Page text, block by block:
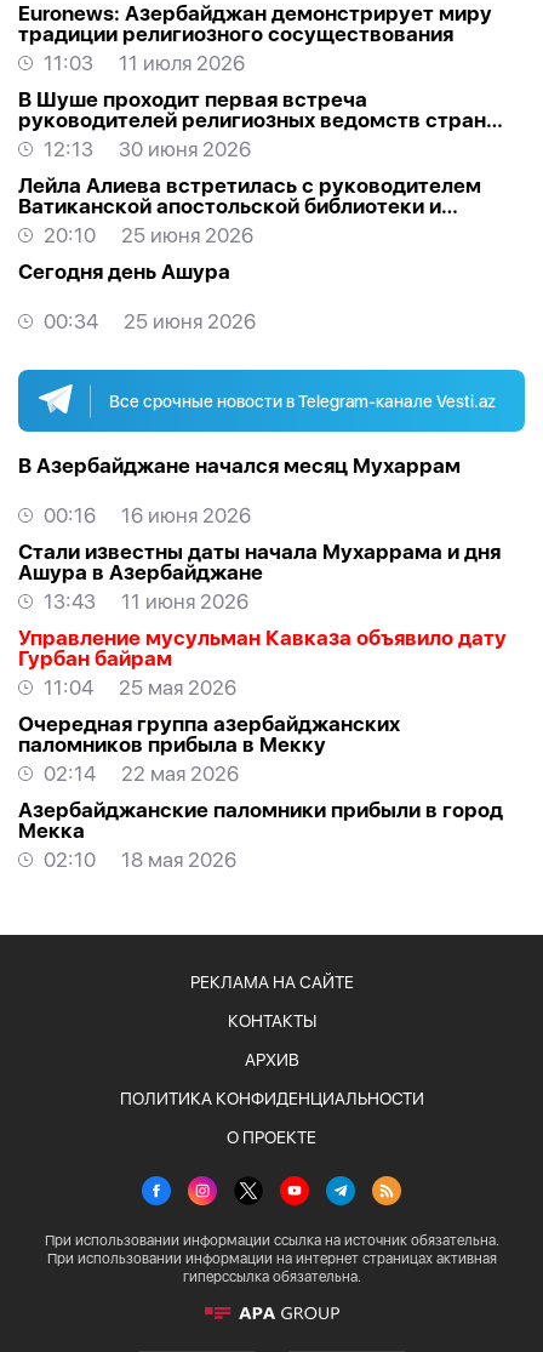
Euronews: Азербайджан демонстрирует миру
традиции религиозного сосуществования
11:03
11 июля 2026
В Шуше проходит первая встреча
руководителей религиозных ведомств стран
ОТГ12:13
30 июня 2026
Лейла Алиева встретилась с руководителем
Ватиканской апостольской библиотеки и
Апостольского архива-
20:10
25 июня 2026
Сегодня день Ашура
00:34 25 июня 2026
Все срочные новости в Telegram-канале Vesti.az
В Азербайджане начался месяц Мухаррам
00:16
16 июня 2026
Стали известны даты начала Мухаррама и дня
Ашура в Азербайджане
13:43
11 июня 2026
Управление мусульман Кавказа объявило дату
Гурбан байрам
11:04
25 мая 2026
Очередная группа азербайджанских
паломников прибыла в Мекку
02:14
22 мая 2026
Азербайджанские паломники прибыли в город
Мекка
02:10
18 мая 2026
РЕКЛАМА НА САЙТЕ
КОНТАКТЫ
АРХИВ
ПОЛИТИКА КОНФИДЕНЦИАЛЬНОСТИ
О ПРОЕКТЕ
При использовании информации ссылка на источник обязательна.
При использовании информации на интернет страницах активная
гиперссылка обязательна.